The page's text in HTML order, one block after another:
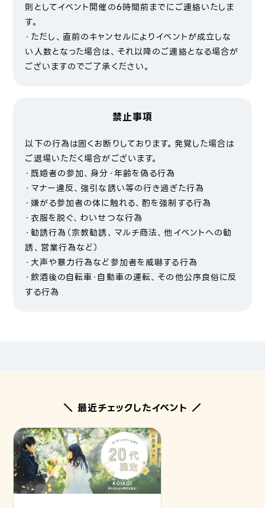
則としてイベント開催の6時間前までにご連絡いたしま
す。
・ただし、直前のキャンセルによりイベントが成立しな
い人数となった場合は、それ以降のご連絡となる場合が
ございますのでご了承ください。
禁止事項
以下の行為は固くお断りしております。発覚した場合は
ご退場いただく場合がございます。
・既婚者の参加、身分・年齢を偽る行為
・マナー違反、強引な誘い等の行き過ぎた行為
・嫌がる参加者の体に触れる、酌を強制する行為
・衣服を脱ぐ、わいせつな行為
・勧誘行為（宗教勧誘、マルチ商法、他イベントへの勧
誘、営業行為など）
・大声や暴力行為など参加者を威嚇する行為
・飲酒後の自転車・自動車の運転、その他公序良俗に反
する行為
＼ 最近チェックしたイベント ／